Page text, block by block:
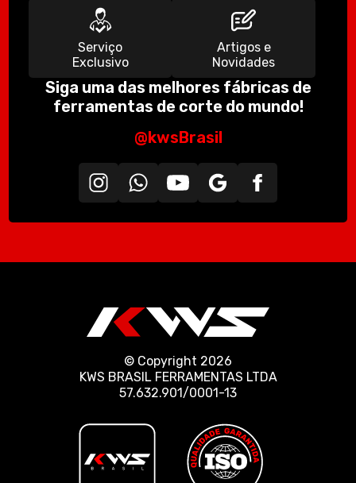
Serviço
Exclusivo
Artigos e
Novidades
Siga uma das melhores fábricas de
ferramentas de corte do mundo!
@kwsBrasil
© Copyright 2026
KWS BRASIL FERRAMENTAS LTDA
57.632.901/0001-13